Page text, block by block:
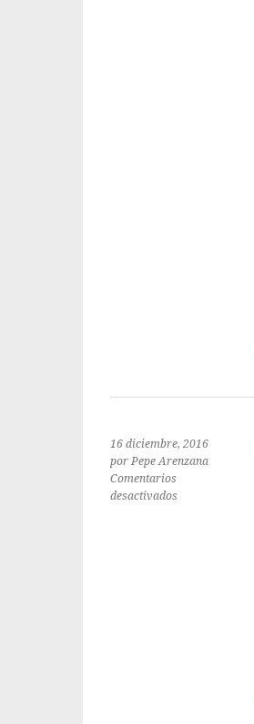
16 diciembre, 2016
por Pepe Arenzana
Comentarios
desactivadosen